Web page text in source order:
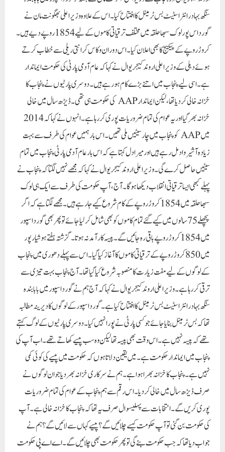
سنگھ بہادر انٹر اسٹیٹ بس ٹرمینل کا افتتاح کیا۔ اس کے علاوہ وزیر اعلی بھگونت مان نے
گورداس پور لوک سبھا حلقہ میں مختلف ترقیاتی کاموں کے لیے 1854 روپے دیے ہیں۔
کروڑ روپے کے پیکیج کا بھی اعلان کیا۔ اس دوران وکاس کرانتی ریلی سے خطاب کرتے
ہوئے دہلی کے وزیر اعلی اروند کیجریوال نے کہا کہ عام آدمی پارٹی کی حکومت ایماندار
ہے۔ اسی لیے پنجاب میں اتنے بڑے کام ہو رہے ہیں۔دوسری پارٹیوں نے پنجاب کا
خزانہ خالی کر دیا تھا، لیکن ایماندار AAP کی حکومت ہی تھی۔ڈیڑھ سال میں خالی
خزانہ بھر گیا اور یہ عوام کی تمام ضروریات پوری کر رہا ہے۔ انہوں نے کہا کہ 2014
میں AAP کو پنجاب میں چار سیٹیں ملی تھیں۔ اس بار ہمیں عوام کی طرف سے بہت
زیادہ آشیرواد مل رہے ہیں اور میرا دل کہتا ہے کہ اس بار عام آدمی پارٹی پنجاب میں تمام
سیٹیں حاصل کرے گی۔وزیر اعلی اروند کیجریوال نے کہا کہ مجھے نہیں لگتا کہ پنجاب نے
پہلے کبھی ایسا ترقیاتی انقلاب دیکھا ہوگا۔ آج، آپ حکومت کی طرف سے ایک ہی لوک
سبھا حلقہ میں 1854 کروڑ روپے کے کام شروع کیے جا رہے ہیں۔ مجھے لگتا ہے کہ اگر
پچھلے 75 سالوں میں کیے گئے تمام کاموں کو بھی شامل کر لیا جائے تو پھر بھی گورداسپور
میں 1854 کروڑ روپے باقی رہ جائیں گے۔پیسہ کارآمد نہ ہوتا۔ گزشتہ ہفتے ہوشیار پور
میں 850 کروڑ روپے کے ترقیاتی کاموں کا آغاز کیا گیا۔ اس سے پہلے دھوری میں پنجاب
کے لوگوں کے لیے مفت زیارت کا منصوبہ شروع کیا گیا تھا۔ آج پنجاب بہت تیزی سے
ترقی کر رہا ہے۔وزیر اعلی اروند کیجریوال نے کہا کہ آج ہم نے گورداسپور میں بابا بندہ
سنگھ بہادر انٹر اسٹیٹ بس ٹرمینل کا افتتاح کیا ہے۔ گورداسپور کے لوگوں کا دیرینہ مطالبہ
تھا کہ بس ٹرمینل بنایا جائے جو کسی پارٹی نے پورا نہیں کیا۔ دوسری پارٹیوں کے لوگ کہتے
تھے کہ پیسہ نہیں ہے۔ اس وقت بھی پیسہ تھا لیکن وہ سب پیسے کھاتے تھے۔ اب آپ کی
پنجاب میں ایماندار حکومت ہے۔ میں یقین دلاتا ہوں کہ حکومت میں پیسے کی کوئی کمی
نہیں ہے۔ پنجاب کا خزانہ بھرا ہوا ہے۔ ہم نے سرکاری خزانہ بھر دیا جو ان لوگوں نے
صرف ڈیڑھ سال میں خالی کر دیا۔ اس رقم سے ہم پنجاب کے عوام کی تمام ضروریات
پوری کریں گے۔ انتخابات سے پہلیسوال صرف یہ تھا کہ پنجاب کا خزانہ خالی ہے۔ آپ
کی حکومت بن گئی تو آپ حکومت کیسے چلائیں گے؟ پیسے کہاں سے لائیں گے؟ہم نے
جواب دیا تھا کہ جب حکومت بنے گی تو پھر حکومت بھی چلائیں گے۔ اے اے پی حکومت